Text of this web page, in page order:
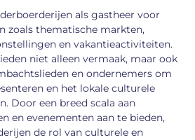
als gastheer voor
zoals thematische markten,
en vakantieactiviteiten.
niet alleen vermaak, maar ook
en ondernemers om
en het lokale culturele
Door een breed scala aan
en evenementen aan te bieden,
de rol van culturele en